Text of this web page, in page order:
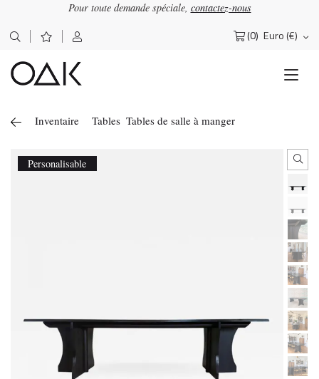
Pour toute demande spéciale, contactez-nous
(0) Euro (€)
Rechercher :
Inventaire Tables Tables de salle à manger
Personalisable